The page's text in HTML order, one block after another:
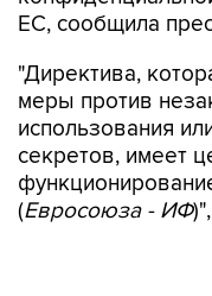
ЕС, сообщила
"Директива,
меры против
использования
секретов, имеет
(Евросоюза - ИФ